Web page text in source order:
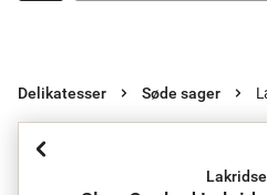
Delikatesser Søde sager